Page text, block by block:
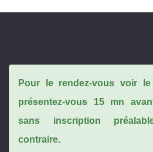
Pour le rendez-vous voir
présentez-vous 15 mn
sans inscription
contraire.